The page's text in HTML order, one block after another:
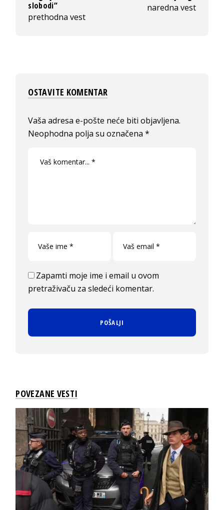
slobodi“
prethodna vest
naredna vest
OSTAVITE KOMENTAR
Vaša adresa e-pošte neće biti objavljena.
Neophodna polja su označena*
Zapamti moje ime i email u ovom
pretraživaču za sledeći komentar.
POVEZANE VESTI